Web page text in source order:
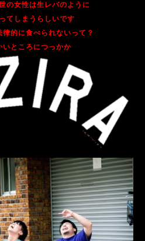
の女性は生レバのように
てしまうらしいです
律的に食べられないって？
いところにつっかか